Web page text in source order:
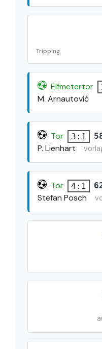
Tripping
Elfmetertor
M. Arnautović
Tor 3:1
P. Lienhart
Tor 4:1
Stefan Posch